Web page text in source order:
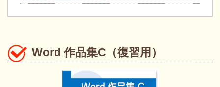
Word 作品集C（復習用）